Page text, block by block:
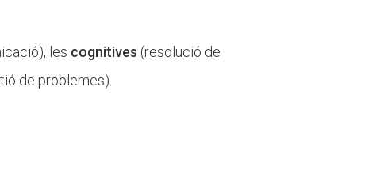
les cognitives (resolució de
de problemes).